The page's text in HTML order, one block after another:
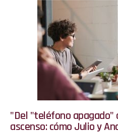
"Del "teléfono apagado"
ascenso: cómo Julio y